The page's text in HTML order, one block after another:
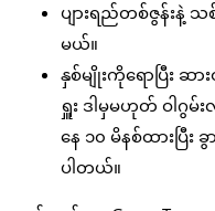
ပျားရည်တစ်ဇွန်းနဲ့ သ
မယ်။
နှစ်မျိုးကိုရောပြီး ဆာ
ရှူး ဒါမှမဟုတ် ဝါဂွမ်
နေ ၁၀ မိနစ်ထားပြီ
ပါတယ်။